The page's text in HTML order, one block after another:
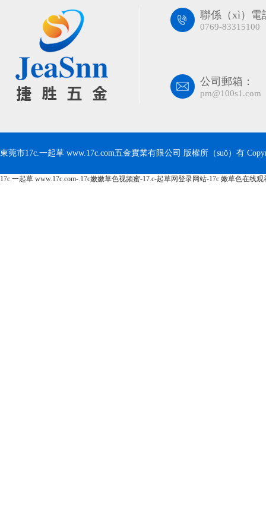
聯係（xì）電
0769-83315100
公司郵箱：
pm@100s1.com
東莞市17c.一起草 www.17c.com五金實業有限公司 版權所（suǒ）有
17c.一起草 www.17c.com-.17c嫩嫩草色视频蜜-17.c-起草网登录网站-17c 嫩草色在线观